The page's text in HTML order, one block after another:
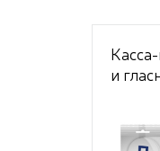
и